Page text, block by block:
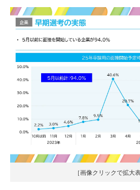
［画像クリックで拡大表